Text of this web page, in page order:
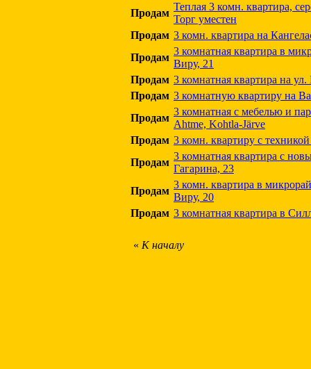
Продам
Теплая 3 комн. квартира,
Торг уместен
Продам 3 комн. квартира на
Продам
3 комнатная квартира в
Виру, 21
Продам 3 комнатная квартира на ул.
Продам 3 комнатную квартиру на
Продам
3 комнатная с мебелью и
Ahtme, Kohtla-Järve
Продам 3 комн. квартиру с
Продам
3 комнатная квартира с
Гагарина, 23
Продам
3 комн. квартира в
Виру, 20
Продам 3 комнатная квартира в
« К началу